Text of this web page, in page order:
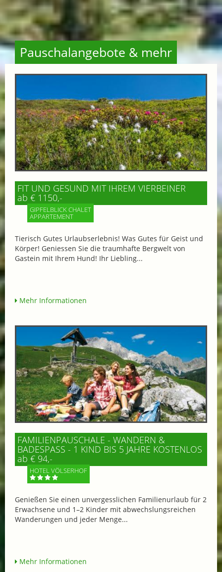
Pauschalangebote & mehr
FIT UND GESUND MIT IHREM VIERBEINER
ab € 1150,-
GIPFELBLICK CHALET
APPARTEMENT
Tierisch Gutes Urlaubserlebnis! Was Gutes für Geist und
Körper! Geniessen Sie die traumhafte Bergwelt von
Gastein mit Ihrem Hund! Ihr Liebling...
Mehr Informationen
FAMILIENPAUSCHALE - WANDERN &
BADESPASS - 1 KIND BIS 5 JAHRE KOSTENLOS
ab € 94,-
HOTEL VÖLSERHOF
Genießen Sie einen unvergesslichen Familienurlaub für 2
Erwachsene und 1–2 Kinder mit abwechslungsreichen
Wanderungen und jeder Menge...
Mehr Informationen